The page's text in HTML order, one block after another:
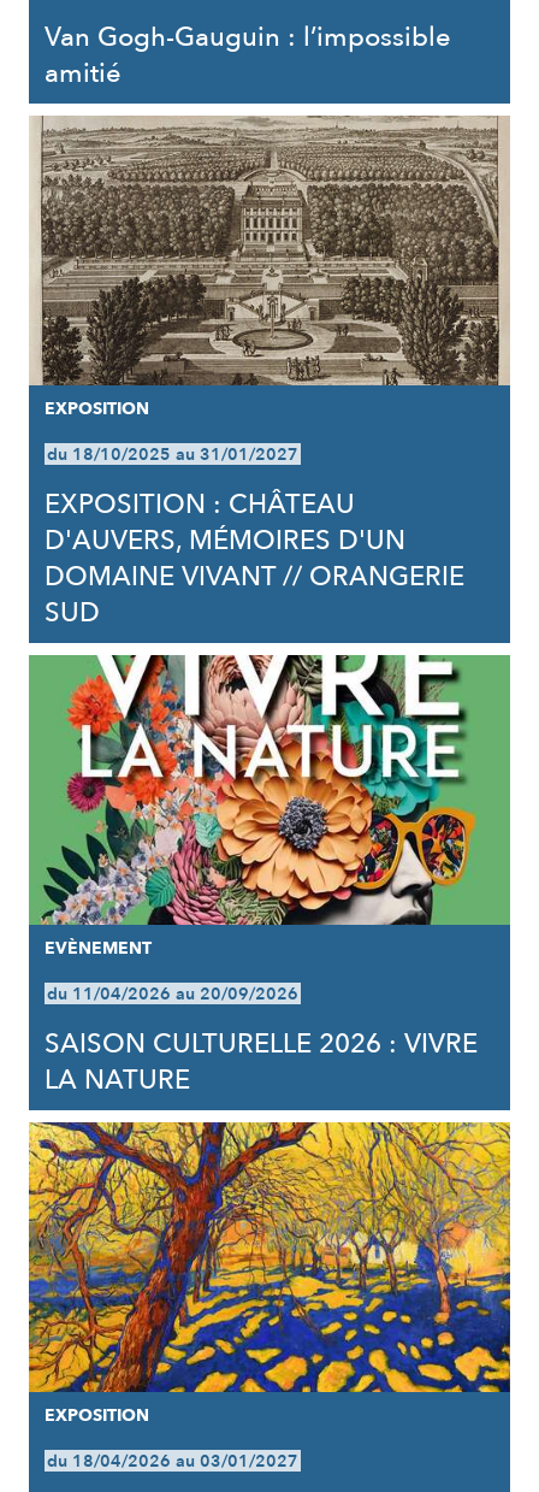
Van Gogh-Gauguin : l’impossible
amitié
EXPOSITION
du 18/10/2025 au 31/01/2027
EXPOSITION : CHÂTEAU
D'AUVERS, MÉMOIRES D'UN
DOMAINE VIVANT // ORANGERIE
SUD
EVÈNEMENT
du 11/04/2026 au 20/09/2026
SAISON CULTURELLE 2026 : VIVRE
LA NATURE
EXPOSITION
du 18/04/2026 au 03/01/2027